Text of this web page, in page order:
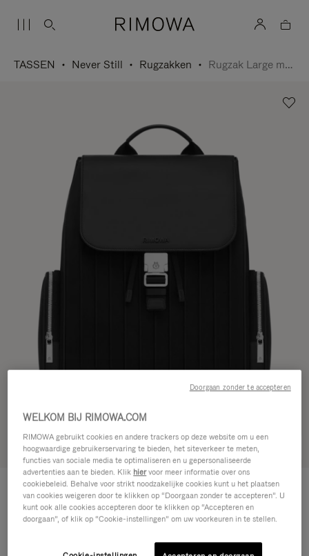
TASSEN Never Still Rugzakken Rugzak Large met Flap
NEVER STILL - CANVAS
Rugzak Large met Flap 1.500,00 €
WELKOM BIJ RIMOWA.COM
RIMOWA gebruikt cookies en andere trackers op deze website om u een
hoogwaardige gebruikerservaring te bieden, het siteverkeer te meten,
functies van sociale media te optimaliseren en u gepersonaliseerde
advertenties aan te bieden. Klik hiervoor meer informatie over ons
cookiebeleid. Behalve voor strikt noodzakelijke cookies kunt u het plaatsen
van cookies weigeren door te klikken op “Doorgaan zonder te accepteren”. U
kunt ook alle cookies accepteren door te klikken op “Accepteren en
doorgaan”, of klik op “Cookie-instellingen” om uw voorkeuren in te stellen.
Doorgaan zonder te accepteren